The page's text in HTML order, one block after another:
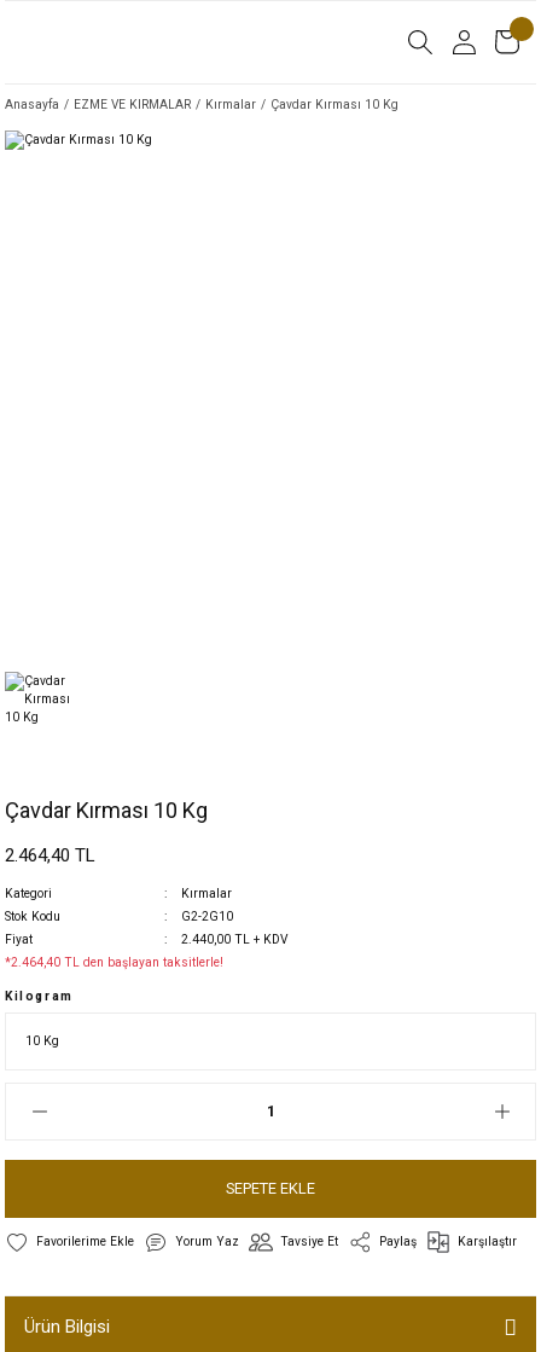
Anasayfa EZME VE KIRMALAR Kırmalar Çavdar Kırması 10 Kg
Çavdar Kırması 10 Kg
2.464,40 TL
Kategori
Kırmalar
Stok Kodu
G2-2G10
Fiyat
2.440,00 TL + KDV
*2.464,40 TL den başlayan taksitlerle!
Kilogram
SEPETE EKLE
Yorum Yaz Tavsiye Et Paylaş Karşılaştır
Ürün Bilgisi